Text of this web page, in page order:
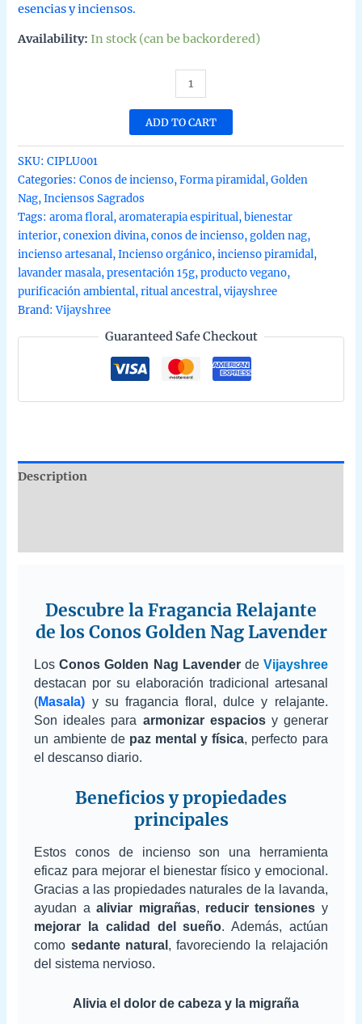
esencias y inciensos.
Availability: In stock (can be backordered)
incienso
Piramidal
tradicionales
organicos
de
gama
de
Vijayshree
en
ADD TO CART
SKU:CIPLU001
Categories:Conos de incienso,Forma piramidal,Golden
Nag,Inciensos Sagrados
Tags:aroma floral,aromaterapia espiritual,bienestar
interior,conexion divina,conos de incienso,golden nag,
incienso artesanal,Incienso orgánico,incienso piramidal,
lavander masala,presentación 15g,producto vegano,
purificación ambiental,ritual ancestral,vijayshree
Brand:Vijayshree
Guaranteed Safe Checkout
Description
Descubre la Fragancia Relajante
de los Conos Golden Nag Lavender
LosConos Golden Nag Lavenderde Vijayshree
destacan por su elaboración tradicional artesanal
(Masala) y su fragancia floral, dulce y relajante.
Son ideales para armonizar espaciosy generar
un ambiente de paz mental y física, perfecto para
el descanso diario.
Beneficios y propiedades
principales
Estos conos de incienso son una herramienta
eficaz para mejorar el bienestar físico y emocional.
Gracias a las propiedades naturales de la lavanda,
ayudan aaliviar migrañas, reducir tensiones y
mejorar la calidad del sueño. Además, actúan
como sedante natural , favoreciendo la relajación
del sistema nervioso.
Alivia el dolor de cabeza y la migraña